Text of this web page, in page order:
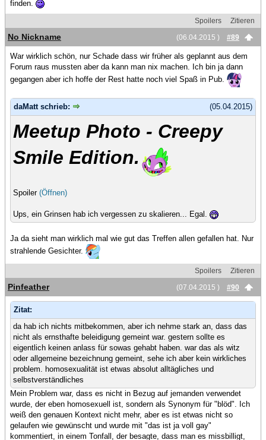
finden.
Spoilers
Zitieren
(06.04.2015 )
#89
No Nickname
War wirklich schön, nur Schade dass wir früher als geplannt aus dem
Forum raus mussten aber da kann man nix machen. Ich bin ja dann
gegangen aber ich hoffe der Rest hatte noch viel Spaß in Pub.
(05.04.2015)
daMatt schrieb:
Meetup Photo - Creepy
Smile Edition.
Spoiler (Öffnen)
Ups, ein Grinsen hab ich vergessen zu skalieren... Egal.
Ja da sieht man wirklich mal wie gut das Treffen allen gefallen hat. Nur
strahlende Gesichter.
Spoilers
Zitieren
(07.04.2015 )
#90
Pinfeather
Zitat:
da hab ich nichts mitbekommen, aber ich nehme stark an, dass das
nicht als ernsthafte beleidigung gemeint war. gestern sollte es
eigentlich keinen anlass für sowas gehabt haben. war das als witz
oder allgemeine bezeichnung gemeint, sehe ich aber kein wirkliches
problem. homosexualität ist etwas absolut alltägliches und
selbstverständliches
Mein Problem war, dass es nicht in Bezug auf jemanden verwendet
wurde, der eben homosexuell ist, sondern als Synonym für "blöd". Ich
weiß den genauen Kontext nicht mehr, aber es ist etwas nicht so
gelaufen wie gewünscht und wurde mit "das ist ja voll gay"
kommentiert, in einem Tonfall, der besagte, dass man es missbilligt,